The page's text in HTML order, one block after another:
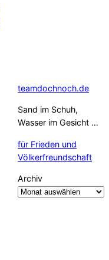
teamdochnoch.de
Sand im Schuh,
Wasser im Gesicht …
für Frieden und
Völkerfreundschaft
Archiv